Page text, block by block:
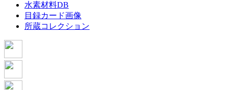
水素材料DB
目録カード画像
所蔵コレクション